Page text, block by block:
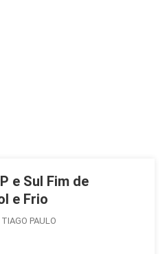
e Sul Fim de
e Frio
TIAGO PAULO